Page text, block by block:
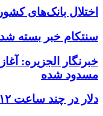
اختلال بانک‌های
سنتکام خبر بسته
خبرنگار الجزیره:
مسدود شده
دلار در چند ساعت ۱۲ هزار تومان عقب‌نشینی کرد